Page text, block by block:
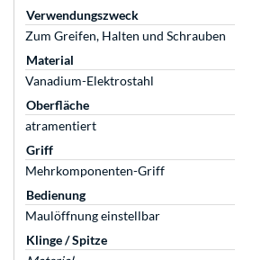
Verwendungszweck
Zum Greifen, Halten und Schrauben
Material
Vanadium-Elektrostahl
Oberfläche
atramentiert
Griff
Mehrkomponenten-Griff
Bedienung
Maulöffnung einstellbar
Klinge / Spitze